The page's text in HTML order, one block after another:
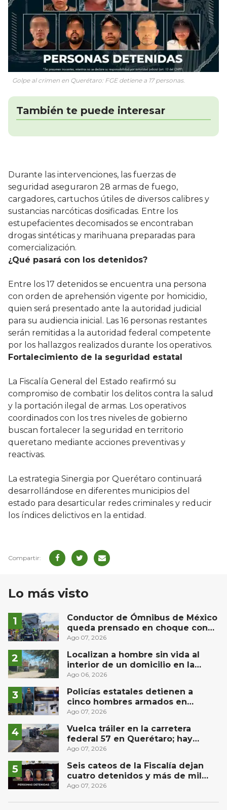
Golpe al crimen en Querétaro: FGE detiene a 17 personas.
También te puede interesar
Durante las intervenciones, las fuerzas de
seguridad aseguraron 28 armas de fuego,
cargadores, cartuchos útiles de diversos calibres y
sustancias narcóticas dosificadas. Entre los
estupefacientes decomisados se encontraban
drogas sintéticas y marihuana preparadas para
comercialización.
¿Qué pasará con los detenidos?
Entre los 17 detenidos se encuentra una persona
con orden de aprehensión vigente por homicidio,
quien será presentado ante la autoridad judicial
para su audiencia inicial. Las 16 personas restantes
serán remitidas a la autoridad federal competente
por los hallazgos realizados durante los operativos.
Fortalecimiento de la seguridad estatal
La Fiscalía General del Estado reafirmó su
compromiso de combatir los delitos contra la salud
y la portación ilegal de armas. Los operativos
coordinados con los tres niveles de gobierno
buscan fortalecer la seguridad en territorio
queretano mediante acciones preventivas y
reactivas.
La estrategia Sinergia por Querétaro continuará
desarrollándose en diferentes municipios del
estado para desarticular redes criminales y reducir
los índices delictivos en la entidad.
Lo más visto
Conductor de Ómnibus de México
queda prensado en choque con
materialista en San Juan del Río
Ago 07, 2026
Localizan a hombre sin vida al
interior de un domicilio en la
comunidad El Rodeo, San Juan del
Ago 06, 2026
Policías estatales detienen a
cinco hombres armados en
Puebla capital
Ago 07, 2026
Vuelca tráiler en la carretera
federal 57 en Querétaro; hay
derrame de combustible
Ago 07, 2026
Seis cateos de la Fiscalía dejan
cuatro detenidos y más de mil
dosis aseguradas en Querétaro
Ago 07, 2026